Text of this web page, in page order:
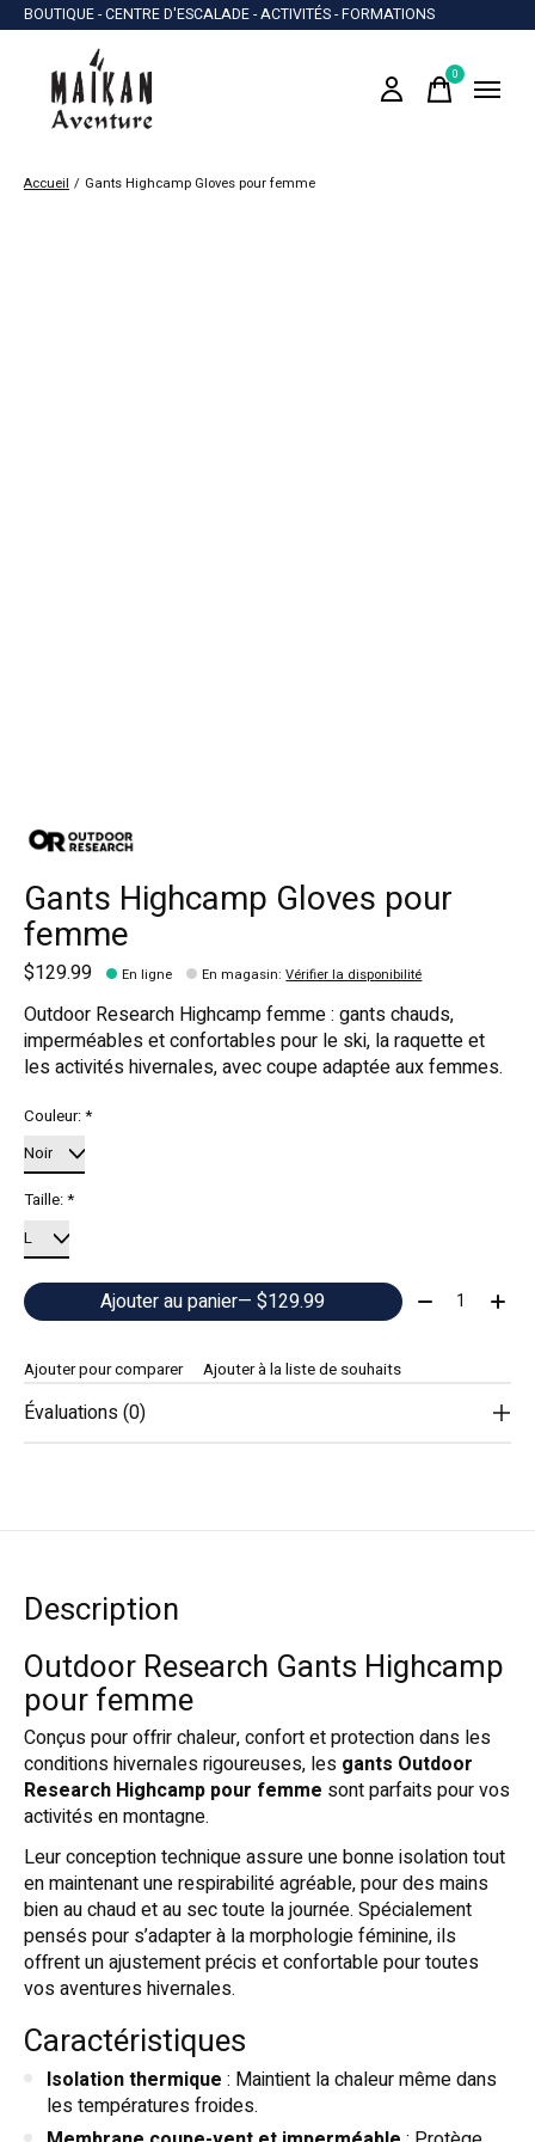
BOUTIQUE - CENTRE D'ESCALADE - ACTIVITÉS - FORMATIONS
0items
Accueil / Gants Highcamp Gloves pour femme
Gants Highcamp Gloves pour
femme
$129.99 En ligne En magasin:Vérifier la disponibilité
Outdoor Research Highcamp femme : gants chauds,
imperméables et confortables pour le ski, la raquette et
les activités hivernales, avec coupe adaptée aux femmes.
Couleur:*
Taille:*
Ajouter au panier — $129.99 Quantité:
Ajouter pour comparer Ajouter à la liste de souhaits
Évaluations (0)
Description
Outdoor Research Gants Highcamp
pour femme
Conçus pour offrir chaleur, confort et protection dans les
conditions hivernales rigoureuses, les gants Outdoor
Research Highcamp pour femme sont parfaits pour vos
activités en montagne.
Leur conception technique assure une bonne isolation tout
en maintenant une respirabilité agréable, pour des mains
bien au chaud et au sec toute la journée. Spécialement
pensés pour s’adapter à la morphologie féminine, ils
offrent un ajustement précis et confortable pour toutes
vos aventures hivernales.
Caractéristiques
Isolation thermique : Maintient la chaleur même dans
les températures froides.